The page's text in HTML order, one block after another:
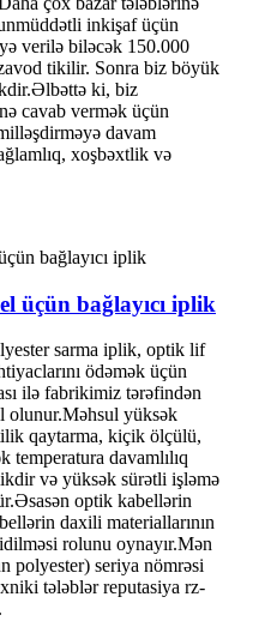
inkişaf üçün
verilə biləcək 150.000
tikilir. Sonra biz böyük
ki, biz
cavab vermək üçün
davam
xoşbəxtlik və
üçün bağlayıcı iplik
sarma iplik, optik lif
ödəmək üçün
ilə fabrikimiz tərəfindən
olunur.Məhsul yüksək
qaytarma, kiçik ölçülü,
temperatura davamlılıq
və yüksək sürətli işləmə
optik kabellərin
daxili materiallarının
rolunu oynayır.Mən
polyester) seriya nömrəsi
tələblər reputasiya rz-